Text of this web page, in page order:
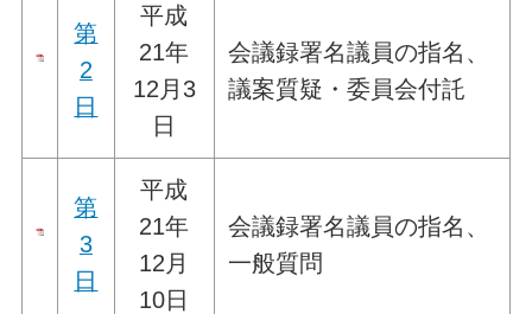
第
2
日
平成
21年
12月3
日
会議録署名議員の指名、
議案質疑・委員会付託
第
3
日
平成
21年
12月
10日
会議録署名議員の指名、
一般質問